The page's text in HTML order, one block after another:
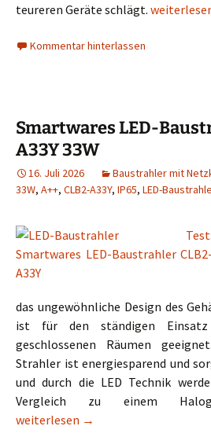
teureren Geräte schlägt. NPH LED-
Kommentar hinterlassen
Smartwares LED-
A33Y 33W
16. Juli 2026 Baustrahler mit
33W, A++, CLB2-A33Y, IP65, LED-
das ungewöhnliche Design des
ist für den ständigen
geschlossenen Räumen
Strahler ist energiesparend und
und durch die LED Technik
Vergleich zu einem
Smartwares LED-Baustrahler CLB2-
weiterlesen →